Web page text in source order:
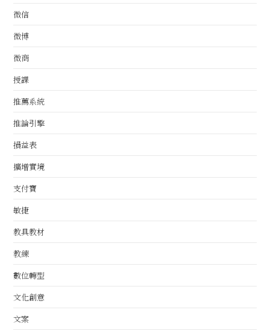
微信
微博
微商
授課
推薦系統
推論引擎
損益表
擴增實境
支付寶
敏捷
教具教材
教練
數位轉型
文化創意
文案